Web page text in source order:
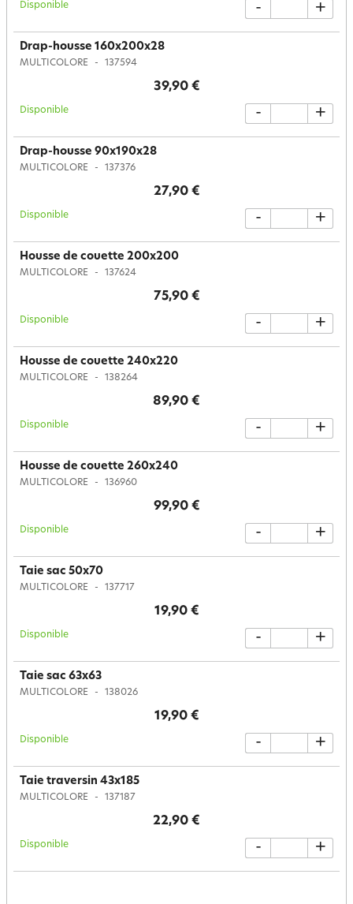
Disponible - +
Drap-housse 160x200x28
MULTICOLORE 137594
39,90 €
Disponible - +
Drap-housse 90x190x28
MULTICOLORE 137376
27,90 €
Disponible - +
Housse de couette 200x200
MULTICOLORE 137624
75,90 €
Disponible - +
Housse de couette 240x220
MULTICOLORE 138264
89,90 €
Disponible - +
Housse de couette 260x240
MULTICOLORE 136960
99,90 €
Disponible - +
Taie sac 50x70
MULTICOLORE 137717
19,90 €
Disponible - +
Taie sac 63x63
MULTICOLORE 138026
19,90 €
Disponible - +
Taie traversin 43x185
MULTICOLORE 137187
22,90 €
Disponible - +